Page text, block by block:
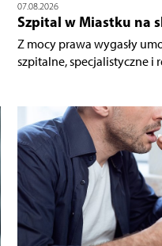
07.08.2026
Szpital w Miastku na
Z mocy prawa wygasły
szpitalne, specjalistyczne i